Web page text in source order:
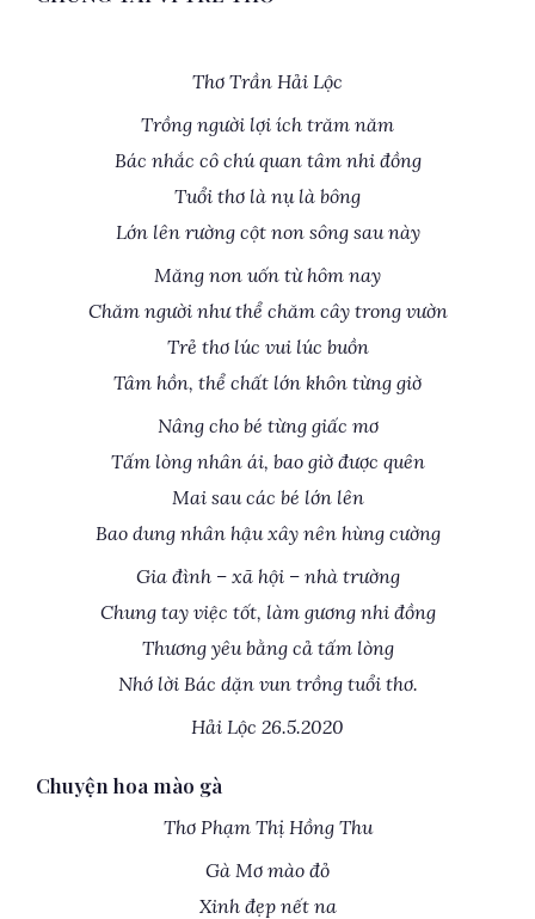
Thơ Trần Hải Lộc
Trồng người lợi ích trăm năm
Bác nhắc cô chú quan tâm nhi đồng
Tuổi thơ là nụ là bông
Lớn lên rường cột non sông sau này
Măng non uốn từ hôm nay
Chăm người như thể chăm cây trong vườn
Trẻ thơ lúc vui lúc buồn
Tâm hồn, thể chất lớn khôn từng giờ
Nâng cho bé từng giấc mơ
Tấm lòng nhân ái, bao giờ được quên
Mai sau các bé lớn lên
Bao dung nhân hậu xây nên hùng cường
Gia đình – xã hội – nhà trường
Chung tay việc tốt, làm gương nhi đồng
Thương yêu bằng cả tấm lòng
Nhớ lời Bác dặn vun trồng tuổi thơ.
Hải Lộc 26.5.2020
Chuyện hoa mào gà
Thơ Phạm Thị Hồng Thu
Gà Mơ mào đỏ
Xinh đẹp nết na